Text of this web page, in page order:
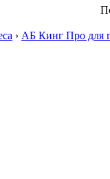
› АБ Кинг Про для